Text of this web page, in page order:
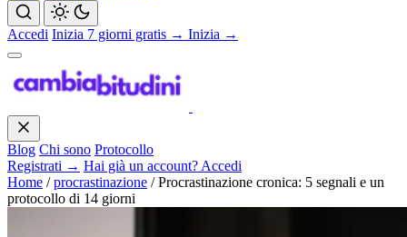
Accedi Inizia 7 giorni gratis → Inizia →
Blog Chi sono Protocollo
Registrati → Hai già un account? Accedi
Home / procrastinazione / Procrastinazione cronica: 5 segnali e un
protocollo di 14 giorni